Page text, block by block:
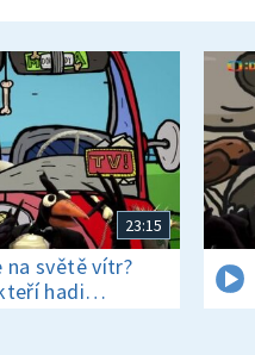
23:15
na světě vítr?
hadi